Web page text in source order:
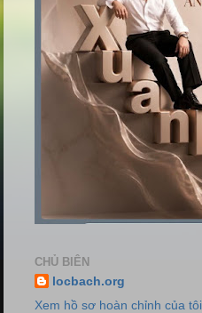
CHỦ BIÊN
locbach.org
Xem hồ sơ hoàn chỉnh của tôi